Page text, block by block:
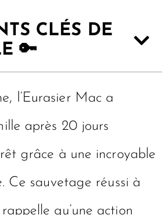
CLÉS DE
🔑
l’Eurasier Mac a
après 20 jours
grâce à une incroyable
Ce sauvetage réussi à
qu’une action